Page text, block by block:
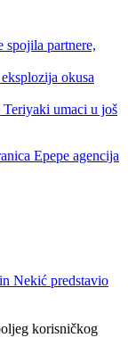
partnere,
okusa
umaci u još
Epepe agencija
Nekić predstavio
korisničkog